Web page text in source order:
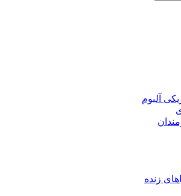
آلبوم
زنده